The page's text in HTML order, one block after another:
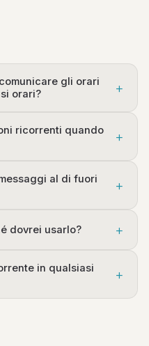
gli orari
orari?
ricorrenti quando
al di fuori
dovrei usarlo?
in qualsiasi